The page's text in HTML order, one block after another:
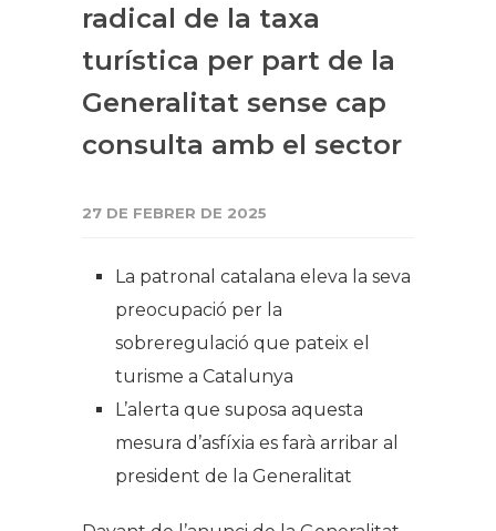
radical de la taxa
turística per part de la
Generalitat sense cap
consulta amb el sector
27 DE FEBRER DE 2025
La patronal catalana eleva la seva
preocupació per la
sobreregulació que pateix el
turisme a Catalunya
L’alerta que suposa aquesta
mesura d’asfíxia es farà arribar al
president de la Generalitat